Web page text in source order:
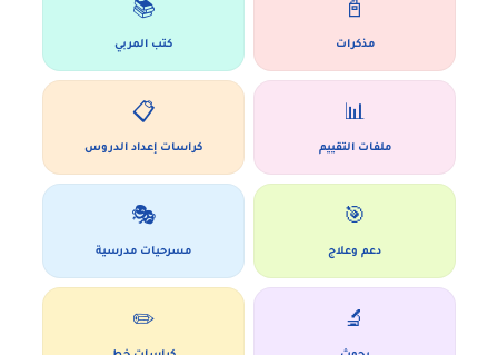
📓
مذكرات
📚
كتب المربي
📊
ملفات التقييم
📋
كراسات إعداد الدروس
🎯
دعم وعلاج
🎭
مسرحيات مدرسية
🔬
✏️